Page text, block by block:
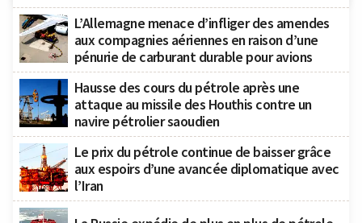
L’Allemagne menace d’infliger des amendes
aux compagnies aériennes en raison d’une
pénurie de carburant durable pour avions
Hausse des cours du pétrole après une
attaque au missile des Houthis contre un
navire pétrolier saoudien
Le prix du pétrole continue de baisser grâce
aux espoirs d’une avancée diplomatique avec
l’Iran